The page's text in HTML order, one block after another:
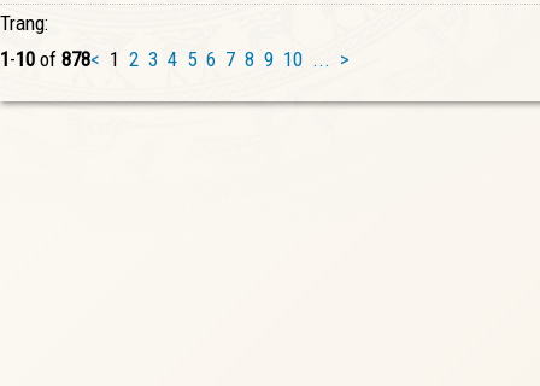
Trang:
1-10 of 878< 1 2 3 4 5 6 7 8 9 10 ... >